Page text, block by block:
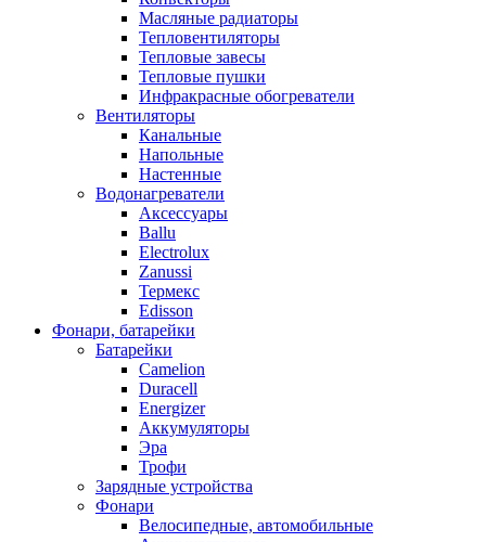
Масляные радиаторы
Тепловентиляторы
Тепловые завесы
Тепловые пушки
Инфракрасные обогреватели
Вентиляторы
Канальные
Напольные
Настенные
Водонагреватели
Аксессуары
Ballu
Electrolux
Zanussi
Термекс
Edisson
Фонари, батарейки
Батарейки
Camelion
Duracell
Energizer
Аккумуляторы
Эра
Трофи
Зарядные устройства
Фонари
Велосипедные, автомобильные